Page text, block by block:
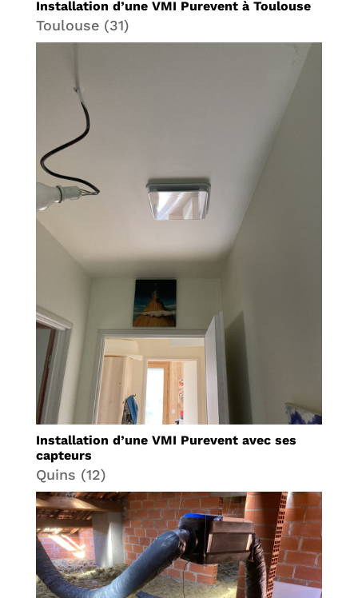
Installation d’une VMI Purevent à Toulouse
Toulouse (31)
Installation d’une VMI Purevent avec ses
capteurs
Quins (12)